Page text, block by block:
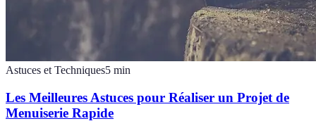
Astuces et Techniques5 min
Les Meilleures Astuces pour Réaliser un Projet de
Menuiserie Rapide